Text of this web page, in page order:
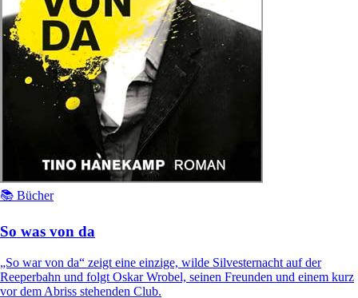
📚 Bücher
So was von da
„So war von da“ zeigt eine einzige, wilde Silvesternacht auf der
Reeperbahn und folgt Oskar Wrobel, seinen Freunden und einem kurz
vor dem Abriss stehenden Club.